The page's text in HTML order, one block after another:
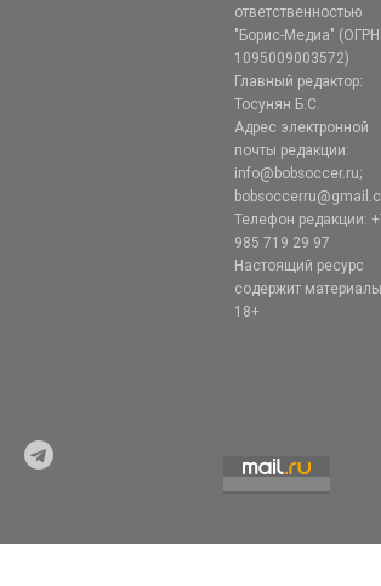
ответственностью
"Борис-Медиа" (ОГРН
1095009003572)
Главный редактор:
Тосунян Б.С.
Адрес электронной
почты редакции:
info@bobsoccer.ru;
Телефон редакции:
985 719 29 97
Настоящий ресурс
содержит
18+